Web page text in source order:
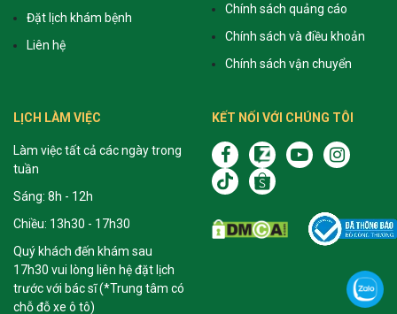
Đặt lịch khám bệnh
Liên hệ
Chính sách quảng cáo
Chính sách và điều khoản
Chính sách vận chuyển
LỊCH LÀM VIỆC
Làm việc tất cả các ngày trong
tuần
Sáng: 8h - 12h
Chiều: 13h30 - 17h30
Quý khách đến khám sau
17h30 vui lòng liên hệ đặt lịch
trước với bác sĩ (*Trung tâm có
chỗ đỗ xe ô tô)
KẾT NỐI VỚI CHÚNG TÔI